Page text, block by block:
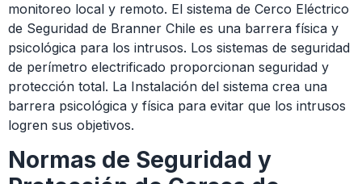
monitoreo local y remoto. El sistema de Cerco Eléctrico
de Seguridad de Branner Chile es una barrera física y
psicológica para los intrusos. Los sistemas de seguridad
de perímetro electrificado proporcionan seguridad y
protección total. La Instalación del sistema crea una
barrera psicológica y física para evitar que los intrusos
logren sus objetivos.
Normas de Seguridad y